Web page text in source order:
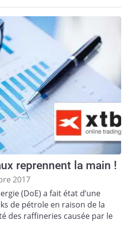
reprennent la main !
2017
(DoE) a fait état d’une
de pétrole en raison de la
des raffineries causée par le